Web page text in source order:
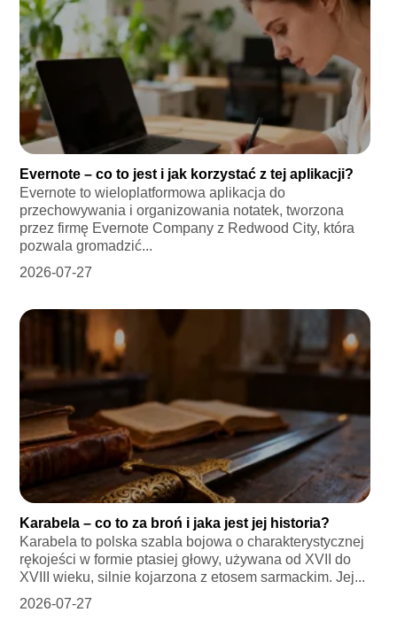
Evernote – co to jest i jak korzystać z tej aplikacji?
Evernote to wieloplatformowa aplikacja do
przechowywania i organizowania notatek, tworzona
przez firmę Evernote Company z Redwood City, która
pozwala gromadzić...
2026-07-27
Karabela – co to za broń i jaka jest jej historia?
Karabela to polska szabla bojowa o charakterystycznej
rękojeści w formie ptasiej głowy, używana od XVII do
XVIII wieku, silnie kojarzona z etosem sarmackim. Jej...
2026-07-27